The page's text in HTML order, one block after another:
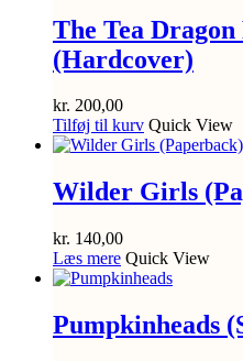
The Tea
(Hardcover)
kr. 200,00
Tilføj til kurv Quick View
Wilder Girls
kr. 140,00
Læs mere Quick View
Pumpkinheads